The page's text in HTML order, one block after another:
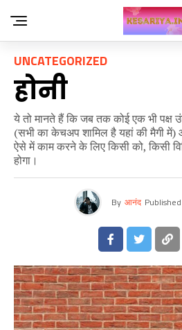
UNCATEGORIZED
होनी
ये तो मानते हैं कि जब तक कोई एक भी पक्ष
(सभी का केचअप शामिल है यहां की मैगी में)
ऐसे में काम करने के लिए किसी को, किसी
होगा।
By आनंद Published